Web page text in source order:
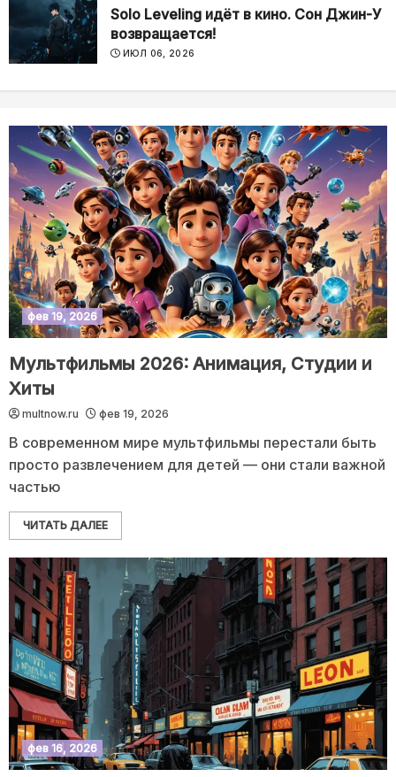
Solo Leveling идёт в кино. Сон Джин-У
возвращается!
ИЮЛ 06, 2026
фев 19, 2026
Мультфильмы 2026: Анимация, Студии и
Хиты
multnow.ru фев 19, 2026
В современном мире мультфильмы перестали быть
просто развлечением для детей — они стали важной
частью
ЧИТАТЬ ДАЛЕЕ
фев 16, 2026